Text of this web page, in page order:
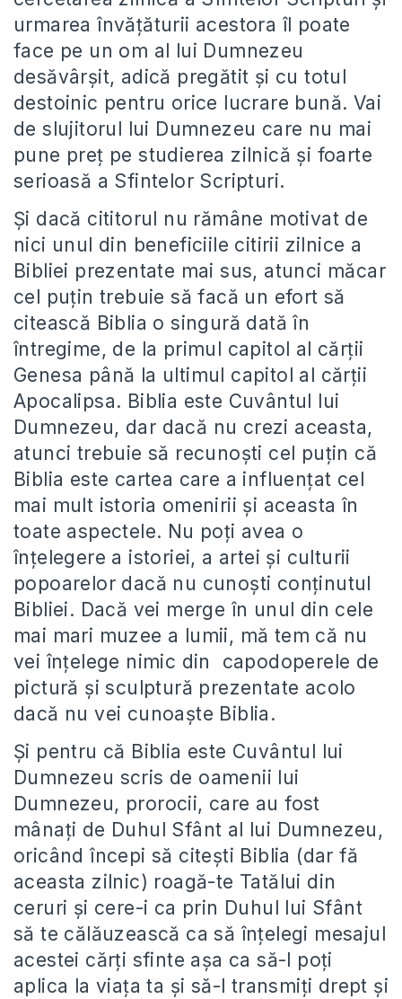
urmarea învățăturii acestora îl poate
face pe un om al lui Dumnezeu
desăvârșit, adică pregătit și cu totul
destoinic pentru orice lucrare bună. Vai
de slujitorul lui Dumnezeu care nu mai
pune preț pe studierea zilnică și foarte
serioasă a Sfintelor Scripturi.
Și dacă cititorul nu rămâne motivat de
nici unul din beneficiile citirii zilnice a
Bibliei prezentate mai sus, atunci măcar
cel puțin trebuie să facă un efort să
citească Biblia o singură dată în
întregime, de la primul capitol al cărții
Genesa până la ultimul capitol al cărții
Apocalipsa. Biblia este Cuvântul lui
Dumnezeu, dar dacă nu crezi aceasta,
atunci trebuie să recunoști cel puțin că
Biblia este cartea care a influențat cel
mai mult istoria omenirii și aceasta în
toate aspectele. Nu poți avea o
înțelegere a istoriei, a artei și culturii
popoarelor dacă nu cunoști conținutul
Bibliei. Dacă vei merge în unul din cele
mai mari muzee a lumii, mă tem că nu
vei înțelege nimic din capodoperele de
pictură și sculptură prezentate acolo
dacă nu vei cunoaște Biblia.
Și pentru că Biblia este Cuvântul lui
Dumnezeu scris de oamenii lui
Dumnezeu, prorocii, care au fost
mânați de Duhul Sfânt al lui Dumnezeu,
oricând începi să citești Biblia (dar fă
aceasta zilnic) roagă-te Tatălui din
ceruri și cere-i ca prin Duhul lui Sfânt
să te călăuzească ca să înțelegi mesajul
acestei cărți sfinte așa ca să-l poți
aplica la viața ta și să-l transmiți drept și